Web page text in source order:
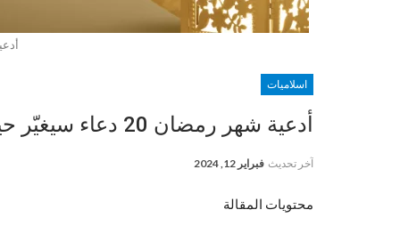
اسلاميات
أدعية شهر رمضان 20 دعاء سيغيّر حياتك في رمضان
آخر تحديث فبراير 12, 2024
محتويات المقالة